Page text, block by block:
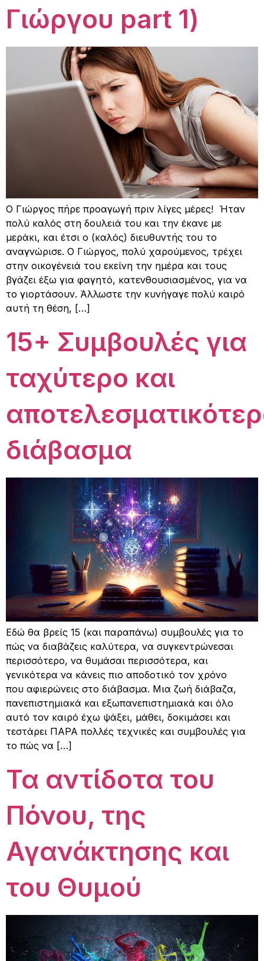
Γιώργου part 1)
Ο Γιώργος πήρε προαγωγή πριν λίγες μέρες! Ήταν
πολύ καλός στη δουλειά του και την έκανε με
μεράκι, και έτσι ο (καλός) διευθυντής του το
αναγνώρισε. Ο Γιώργος, πολύ χαρούμενος, τρέχει
στην οικογένειά του εκείνη την ημέρα και τους
βγάζει έξω για φαγητό, κατενθουσιασμένος, για να
το γιορτάσουν. Άλλωστε την κυνήγαγε πολύ καιρό
αυτή τη θέση, […]
15+ Συμβουλές για
ταχύτερο και
διάβασμα
Εδώ θα βρείς 15 (και παραπάνω) συμβουλές για το
πώς να διαβάζεις καλύτερα, να συγκεντρώνεσαι
περισσότερο, να θυμάσαι περισσότερα, και
γενικότερα να κάνεις πιο αποδοτικό τον χρόνο
που αφιερώνεις στο διάβασμα. Μια ζωή διάβαζα,
πανεπιστημιακά και εξωπανεπιστημιακά και όλο
αυτό τον καιρό έχω ψάξει, μάθει, δοκιμάσει και
τεστάρει ΠΑΡΑ πολλές τεχνικές και συμβουλές για
το πώς να […]
Τα αντίδοτα του
Πόνου, της
Αγανάκτησης και
του Θυμού